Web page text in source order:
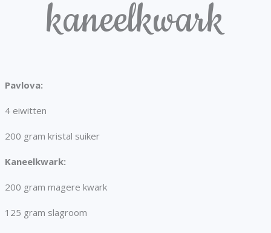
kaneelkwark
Pavlova:
4 eiwitten
200 gram kristal suiker
Kaneelkwark:
200 gram magere kwark
125 gram slagroom